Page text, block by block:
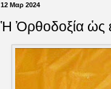
12 Μαρ 2024
Ἡ Ὀρθοδοξία ὡς